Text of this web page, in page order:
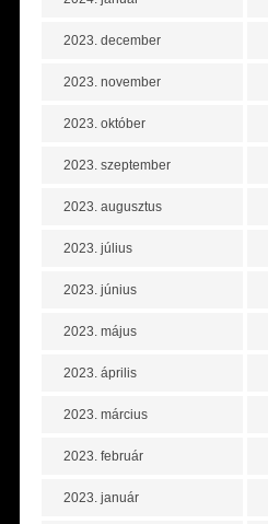
2023. december
2023. november
2023. október
2023. szeptember
2023. augusztus
2023. július
2023. június
2023. május
2023. április
2023. március
2023. február
2023. január